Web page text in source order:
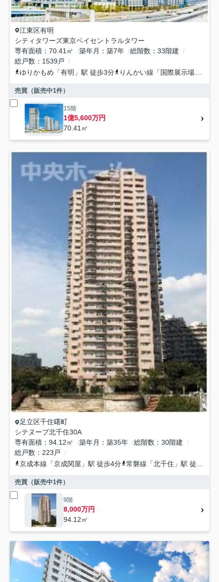
江東区有明
シティタワーズ東京ベイセントラルタワー
専有面積
70.41㎡ 築年月 築7年 総階数
33階建
総戸数
1539戸
ゆりかもめ 「有明 」駅 徒歩3分 りんかい線 「国際展示場
売買（販売中1件）
15階
1億5,600万円
70.41㎡
足立区千住曙町
シテヌーブ北千住30A
専有面積
94.12㎡ 築年月 築35年 総階数
30階建
総戸数
223戸
京成本線 「京成関屋 」駅 徒歩4分 常磐線 「北千住 」駅 徒歩13分
売買（販売中1件）
9階
8,000万円
94.12㎡